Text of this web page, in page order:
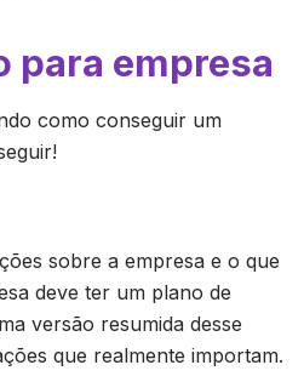
para empresa
como conseguir um
sobre a empresa e o que
deve ter um plano de
versão resumida desse
que realmente importam.